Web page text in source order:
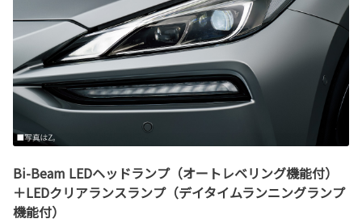
Bi-Beam LEDヘッドランプ（オートレベリング機能付）
＋LEDクリアランスランプ（デイタイムランニングランプ
機能付）